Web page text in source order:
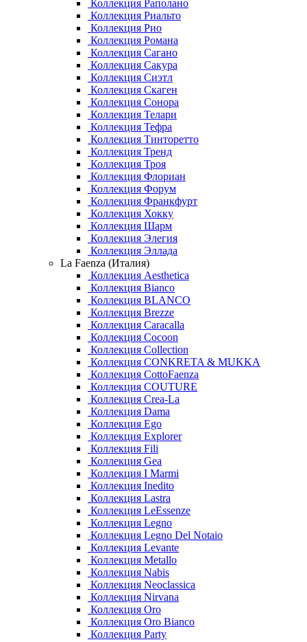
Коллекция Раполано
Коллекция Риальто
Коллекция Рио
Коллекция Романа
Коллекция Сагано
Коллекция Сакура
Коллекция Сиэтл
Коллекция Скаген
Коллекция Сонора
Коллекция Телари
Коллекция Тефра
Коллекция Тинторетто
Коллекция Тренд
Коллекция Троя
Коллекция Флориан
Коллекция Форум
Коллекция Франкфурт
Коллекция Хокку
Коллекция Шарм
Коллекция Элегия
Коллекция Эллада
La Faenza (Италия)
Коллекция Aesthetica
Коллекция Bianco
Коллекция BLANCO
Коллекция Brezze
Коллекция Caracalla
Коллекция Cocoon
Коллекция Collection
Коллекция CONKRETA & MUKKA
Коллекция CottoFaenza
Коллекция COUTURE
Коллекция Crea-La
Коллекция Dama
Коллекция Ego
Коллекция Explorer
Коллекция Fili
Коллекция Gea
Коллекция I Marmi
Коллекция Inedito
Коллекция Lastra
Коллекция LeEssenze
Коллекция Legno
Коллекция Legno Del Notaio
Коллекция Levante
Коллекция Metallo
Коллекция Nabis
Коллекция Neoclassica
Коллекция Nirvana
Коллекция Oro
Коллекция Oro Bianco
Коллекция Party